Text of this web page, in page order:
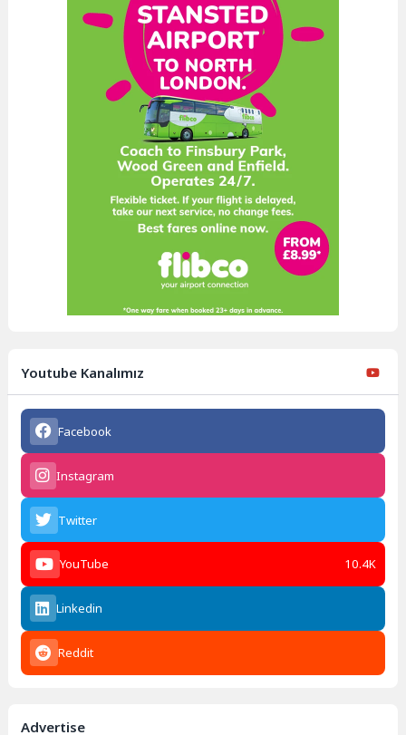
Youtube Kanalımız
Facebook
Instagram
Twitter
YouTube 10.4K
Linkedin
Reddit
Advertise